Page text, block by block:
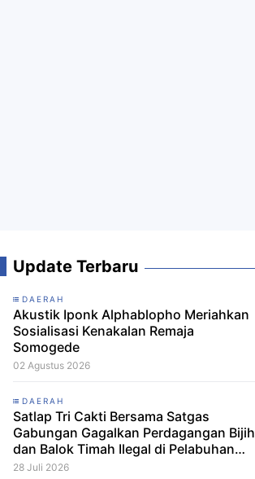
Update Terbaru
DAERAH
Akustik Iponk Alphablopho Meriahkan
Sosialisasi Kenakalan Remaja
Somogede
02 Agustus 2026
DAERAH
Satlap Tri Cakti Bersama Satgas
Gabungan Gagalkan Perdagangan Bijih
dan Balok Timah Ilegal di Pelabuhan
Pelindo Belitung
28 Juli 2026